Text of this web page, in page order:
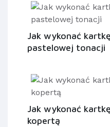
Jak wykonać
pastelowej tonacji
Jak wykonać
kopertą